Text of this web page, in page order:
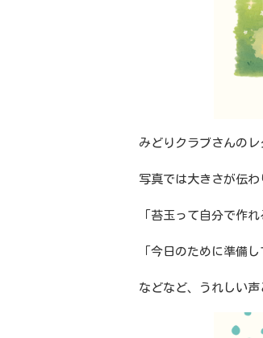
みどりクラブさんの
写真では大きさが伝
「苔玉って自分で作
「今日のために準備
などなど、うれしい